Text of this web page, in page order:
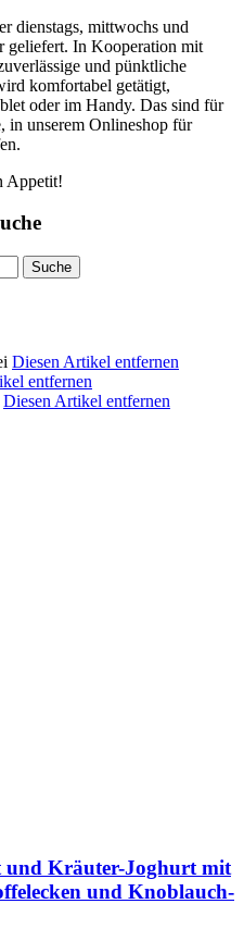
dienstags, mittwochs und
geliefert. In Kooperation mit
und pünktliche
komfortabel getätigt,
oder im Handy. Das sind für
in unserem Onlineshop für
Appetit!
Suche
Diesen Artikel entfernen
entfernen
Diesen Artikel entfernen
und Kräuter-Joghurt mit
und Knoblauch-